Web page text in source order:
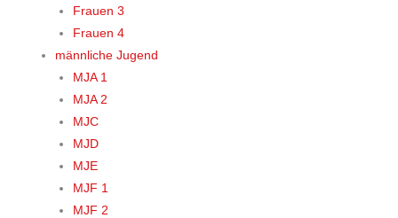
Frauen 3
Frauen 4
männliche Jugend
MJA 1
MJA 2
MJC
MJD
MJE
MJF 1
MJF 2